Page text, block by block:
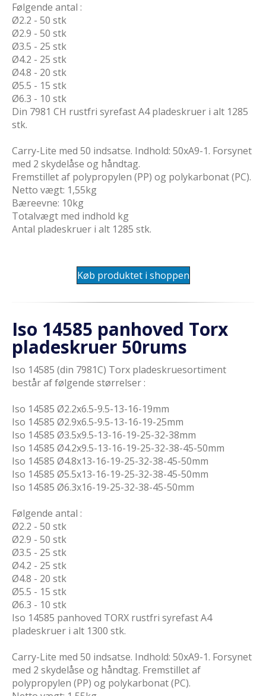
Følgende antal :
Ø2.2 - 50 stk
Ø2.9 - 50 stk
Ø3.5 - 25 stk
Ø4.2 - 25 stk
Ø4.8 - 20 stk
Ø5.5 - 15 stk
Ø6.3 - 10 stk
Din 7981 CH rustfri syrefast A4 pladeskruer i alt 1285
stk.
Carry-Lite med 50 indsatse. Indhold: 50xA9-1. Forsynet
med 2 skydelåse og håndtag.
Fremstillet af polypropylen (PP) og polykarbonat (PC).
Netto vægt: 1,55kg
Bæreevne: 10kg
Totalvægt med indhold kg
Antal pladeskruer i alt 1285 stk.
Køb produktet i shoppen
Iso 14585 panhoved Torx
pladeskruer 50rums
Iso 14585 (din 7981C) Torx pladeskruesortiment
består af følgende størrelser :
Iso 14585 Ø2.2x6.5-9.5-13-16-19mm
Iso 14585 Ø2.9x6.5-9.5-13-16-19-25mm
Iso 14585 Ø3.5x9.5-13-16-19-25-32-38mm
Iso 14585 Ø4.2x9.5-13-16-19-25-32-38-45-50mm
Iso 14585 Ø4.8x13-16-19-25-32-38-45-50mm
Iso 14585 Ø5.5x13-16-19-25-32-38-45-50mm
Iso 14585 Ø6.3x16-19-25-32-38-45-50mm
Følgende antal :
Ø2.2 - 50 stk
Ø2.9 - 50 stk
Ø3.5 - 25 stk
Ø4.2 - 25 stk
Ø4.8 - 20 stk
Ø5.5 - 15 stk
Ø6.3 - 10 stk
Iso 14585 panhoved TORX rustfri syrefast A4
pladeskruer i alt 1300 stk.
Carry-Lite med 50 indsatse. Indhold: 50xA9-1. Forsynet
med 2 skydelåse og håndtag. Fremstillet af
polypropylen (PP) og polykarbonat (PC).